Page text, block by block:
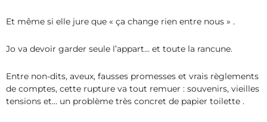
Et même si elle jure que « ça change rien entre nous » .
Jo va devoir garder seule l’appart… et toute la rancune.
Entre non-dits, aveux, fausses promesses et vrais règlements
de comptes, cette rupture va tout remuer : souvenirs, vieilles
tensions et… un problème très concret de papier toilette .